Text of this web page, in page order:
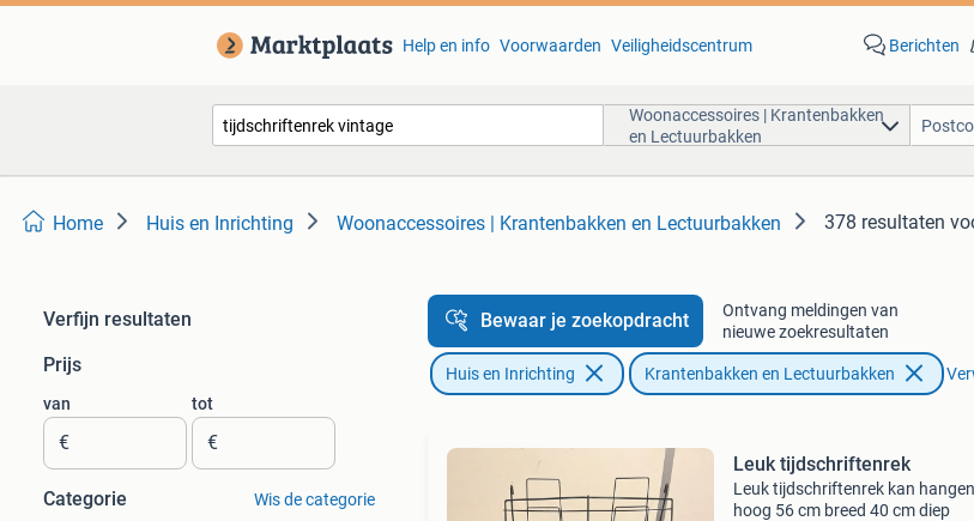
Help en info Voorwaarden Veiligheidscentrum Berichten
Woonaccessoires | Krantenbakken
en Lectuurbakken
Home Huis en Inrichting Woonaccessoires | Krantenbakken en Lectuurbakken 378 resultaten
Verfijn resultaten
Prijs
van
€
tot
€
Categorie Wis de categorie
Bewaar je zoekopdracht
Ontvang meldingen van
nieuwe zoekresultaten
Huis en Inrichting Krantenbakken en Lectuurbakken
Leuk tijdschriftenrek
Leuk tijdschriftenrek kan
hoog 56 cm breed 40 cm diep